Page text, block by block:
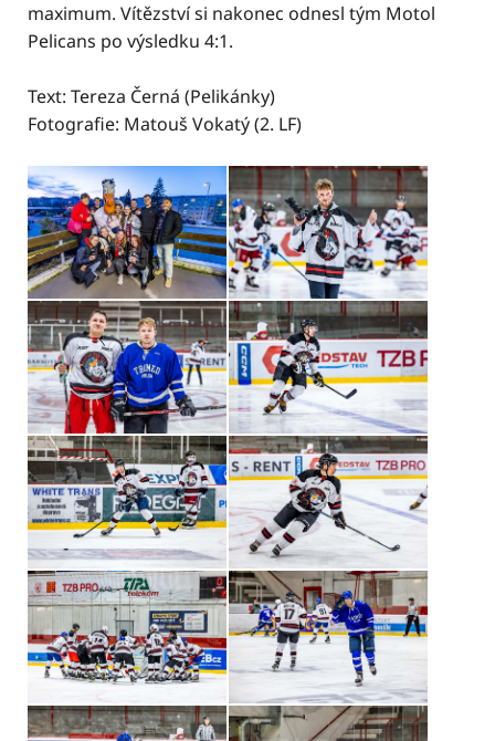
maximum. Vítězství si nakonec odnesl tým Motol
Pelicans po výsledku 4:1.
Text: Tereza Černá (Pelikánky)
Fotografie: Matouš Vokatý (2. LF)